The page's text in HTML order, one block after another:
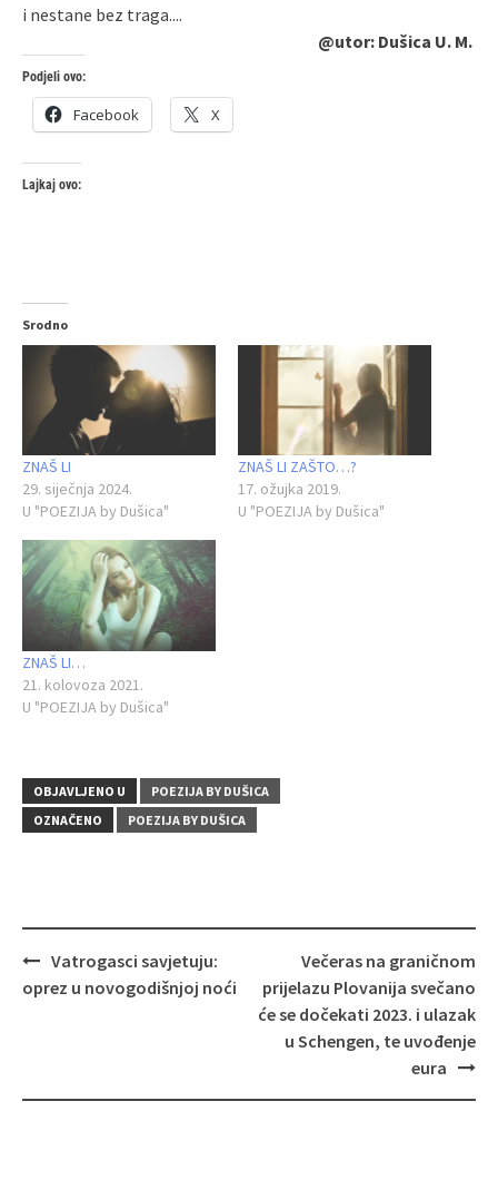
i nestane bez traga....
@utor: Dušica U. M.
Podjeli ovo:
Facebook X
Lajkaj ovo:
Srodno
ZNAŠ LI
29. siječnja 2024.
U "POEZIJA by Dušica"
ZNAŠ LI ZAŠTO…?
17. ožujka 2019.
U "POEZIJA by Dušica"
ZNAŠ LI…
21. kolovoza 2021.
U "POEZIJA by Dušica"
OBJAVLJENO U
POEZIJA BY DUŠICA
OZNAČENO
POEZIJA BY DUŠICA
Navigacija
objava
Vatrogasci savjetuju:
oprez u novogodišnjoj noći
Večeras na graničnom
prijelazu Plovanija svečano
će se dočekati 2023. i ulazak
u Schengen, te uvođenje
eura